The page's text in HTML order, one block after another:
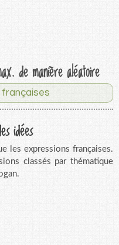
de manière aléatoire
françaises
idées
les expressions françaises.
classés par thématique